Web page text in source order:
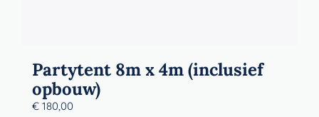
Partytent 8m x 4m (inclusief
opbouw)
€ 180,00